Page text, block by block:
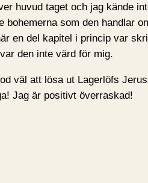
huvud taget och jag kände
bohemerna som den handlar
en del kapitel i princip var
den inte värd för mig.
väl att lösa ut Lagerlöfs
Jag är positivt överraskad!